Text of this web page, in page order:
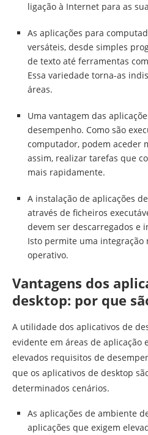
ligação à Internet para as
As aplicações para
versáteis, desde simples
de texto até ferramentas
Essa variedade torna-as
áreas.
Uma vantagem das
desempenho. Como são
computador, podem aceder
assim, realizar tarefas que
mais rapidamente.
A instalação de aplicações
através de ficheiros
devem ser descarregados e
Isto permite uma
operativo.
Vantagens dos
desktop: por que
A utilidade dos aplicativos de
evidente em áreas de aplicação
elevados requisitos de
que os aplicativos de desktop
determinados cenários.
As aplicações de ambiente
aplicações que exigem